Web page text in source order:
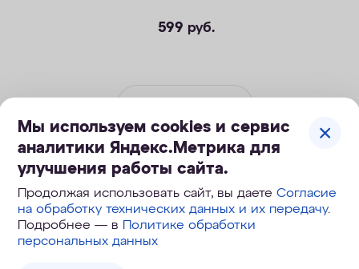
599 руб.
Мы используем cookies и сервис
аналитики Яндекс.Метрика для
улучшения работы сайта.
Продолжая использовать сайт, вы даетеСогласие
на обработку технических данных и их передачу.
Подробнее — в Политике обработки
персональных данных
Корзина №